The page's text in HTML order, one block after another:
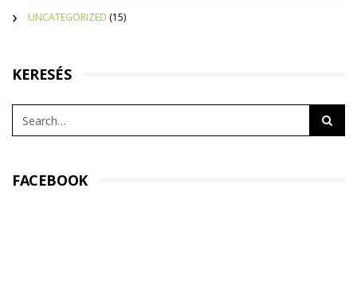
UNCATEGORIZED (15)
KERESÉS
FACEBOOK